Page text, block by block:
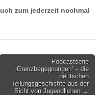
zum jederzeit nochmal
Podcastserie
‚Grenzbegegnungen‘ – die
deutschen
Teilungsgeschichte aus der
Sicht von Jugendlichen →